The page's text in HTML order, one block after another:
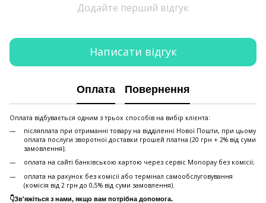
Додайте перший відгук
Написати відгук
Оплата Повернення
Оплата відбувається одним з трьох способів на вибір клієнта:
післяплата при отриманні товару на відділенні Нової Пошти, при цьому
оплата послуги зворотної доставки грошей платна (20 грн + 2% від суми
замовлення);
оплата на сайті банківською картою через сервіс Monopay без комісії;
оплата на рахунок без комісії або термінал самообслуговування
(комісія від 2 грн до 0,5% від суми замовлення).
👇Зв'яжіться з нами, якщо вам потрібна допомога.